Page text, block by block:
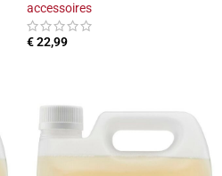
accessoires
€22,99